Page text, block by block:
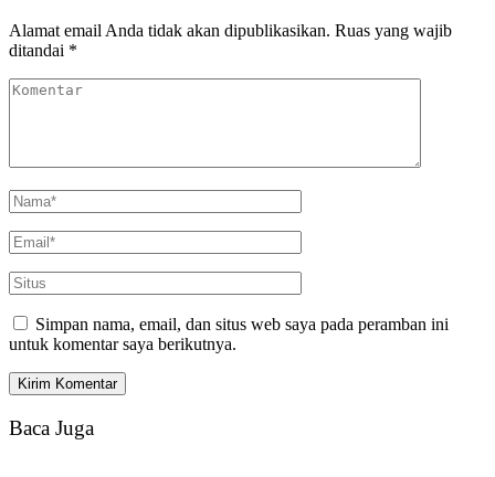
Alamat email Anda tidak akan dipublikasikan. Ruas yang wajib
ditandai *
Simpan nama, email, dan situs web saya pada peramban ini
untuk komentar saya berikutnya.
Baca Juga